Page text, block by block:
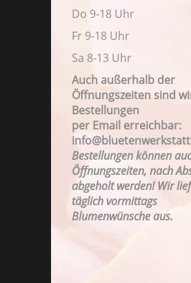
FAMILIENBETRIEB SEIT 1923
Do 9-18 Uhr
Fr 9-18 Uhr
Sa 8-13 Uhr
Auch außerhalb der
Öffnungszeiten sind
Bestellungen
per Email erreichbar:
Bestellungen können
Öffnungszeiten, nach
abgeholt werden! Wir
täglich vormittags
Blumenwünsche aus.